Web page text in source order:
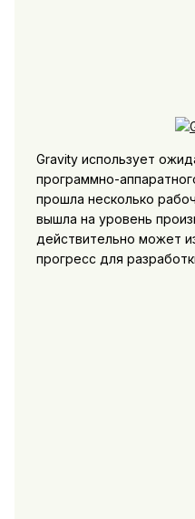
Gravity использует
программно-
прошла несколько
вышла на уровень
действительно может
прогресс для